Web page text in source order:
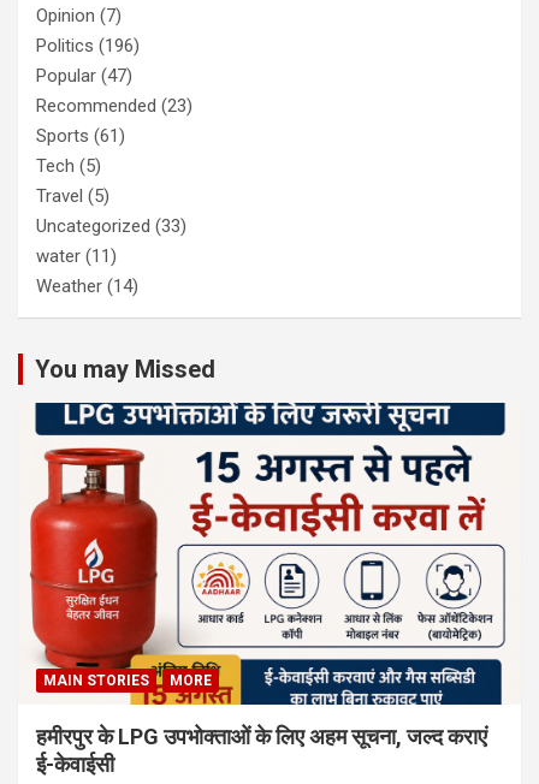
Opinion (7)
Politics (196)
Popular (47)
Recommended (23)
Sports (61)
Tech (5)
Travel (5)
Uncategorized (33)
water (11)
Weather (14)
You may Missed
MAIN STORIES MORE
हमीरपुर के LPG उपभोक्ताओं के लिए अहम सूचना, जल्द कराएं
ई-केवाईसी